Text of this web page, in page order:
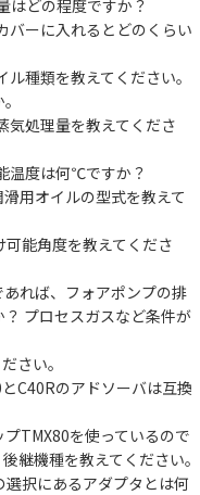
はどの程度ですか？
バーに入れるとどのくらい
種類を教えてください。
気処理量を教えてくださ
温度は何℃ですか？
用オイルの型式を教えて
能角度を教えてくださ
れば、フォアポンプの排
プロセスガスなど条件が
さい。
C40Rのアドソーバは互換
TMX80を使っているので
継機種を教えてください。
択にあるアダプタとは何